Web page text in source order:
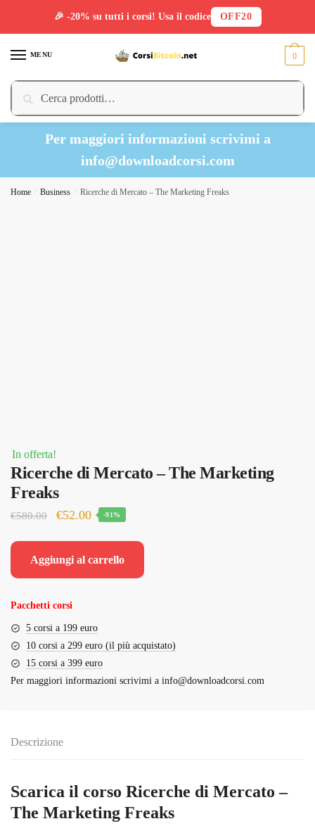
MENU
Cerca:
Cerca
0
Per maggiori informazioni scrivimi a
info@downloadcorsi.com
Home / Business / Ricerche di Mercato – The Marketing Freaks
In offerta!
Ricerche di Mercato – The Marketing
Freaks
€580.00
Il
originale
€52.00Il
attuale
-91%
Aggiungi al carrello
Pacchetti corsi
5 corsi a 199 euro
10 corsi a 299 euro (il più acquistato)
15 corsi a 399 euro
Per maggiori informazioni scrivimi a info@downloadcorsi.com
Descrizione
Scarica il corso Ricerche di Mercato –
The Marketing Freaks
🎉 -20% su tutti i corsi! Usa il codice OFF20